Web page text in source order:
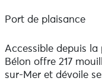
Port de plaisance
Accessible depuis
Bélon offre 217
sur-Mer et dévoile